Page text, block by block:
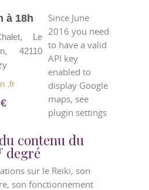
Since June
2016 you need
to have a valid
API key
enabled to
display Google
maps, see
plugin settings
à 18h
Le
42110
.fr
contenu du
degré
sur le Reiki, son
son fonctionnement